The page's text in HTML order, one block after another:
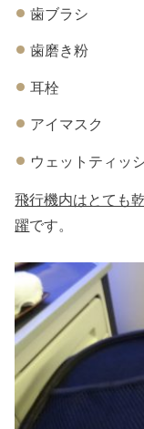
歯ブラシ
歯磨き粉
耳栓
アイマスク
ウェットティッ
飛行機内はとても
躍です。